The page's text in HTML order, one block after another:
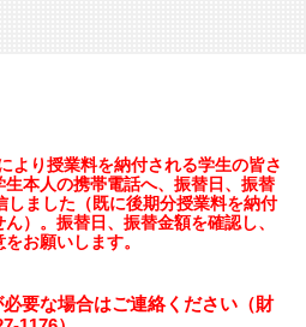
より授業料を納付される学生の皆さ
本人の携帯電話へ、振替日、振替
しました（既に後期分授業料を納付
）。振替日、振替金額を確認し、
お願いします。
要な場合はご連絡ください（財